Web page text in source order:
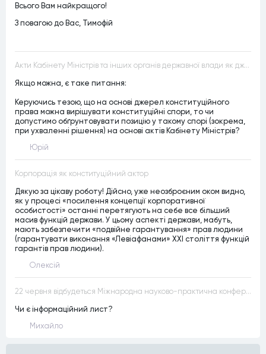
Всього Вам найкращого!
З повагою до Вас, Тимофій
Акти Кабінету Міністрів та інших органів державної влади як джерела конституційного права
Якщо можна, є таке питання:
Керуючись тезою, що на основі джерел конституційного
права можна вирішувати конституційні спори, то чи
допустимо обґрунтовувати позицію у такому спорі (зокрема,
при ухваленні рішення) на основі актів Кабінету Міністрів?
Юрій
Корпорація як конституційний актор
Дякую за цікаву роботу! Дійсно, уже неозброєним оком видно,
як у процесі «посилення концепції корпоративної
особистості» останні перетягують на себе все більший
масив функцій держави. У цьому аспекті держави, мабуть,
мають забезпечити «подвійне гарантування» прав людини
(гарантувати виконання «Левіафанами» ХХІ століття функцій
гарантів прав людини).
Олексій
22 червня відбудеться Міжнародна науково-практична конференція “Конституційна демократія в умовах загроз територіальній цілісності та національній безпеці”
Чи є інформаційний лист?
Михайло